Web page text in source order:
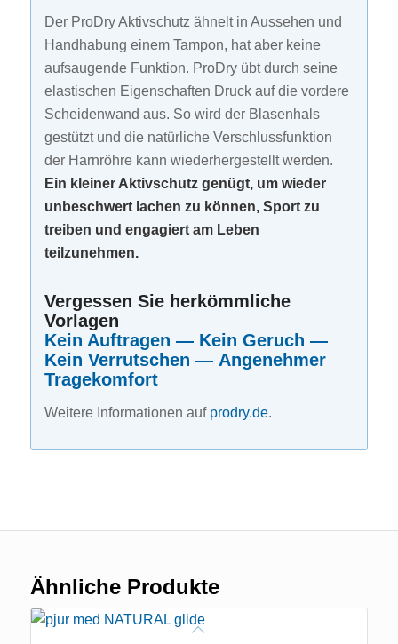
Der ProDry Aktivschutz ähnelt in Aussehen und
Handhabung einem Tampon, hat aber keine
aufsaugende Funktion. ProDry übt durch seine
elastischen Eigenschaften Druck auf die vordere
Scheidenwand aus. So wird der Blasenhals
gestützt und die natürliche Verschlussfunktion
der Harnröhre kann wiederhergestellt werden.
Ein kleiner Aktivschutz genügt, um wieder
unbeschwert lachen zu können, Sport zu
treiben und engagiert am Leben
teilzunehmen.
Vergessen Sie herkömmliche
Vorlagen
Kein Auftragen — Kein Geruch —
Kein Verrutschen — Angenehmer
Tragekomfort
Weitere Informationen auf prodry.de.
Ähnliche Produkte